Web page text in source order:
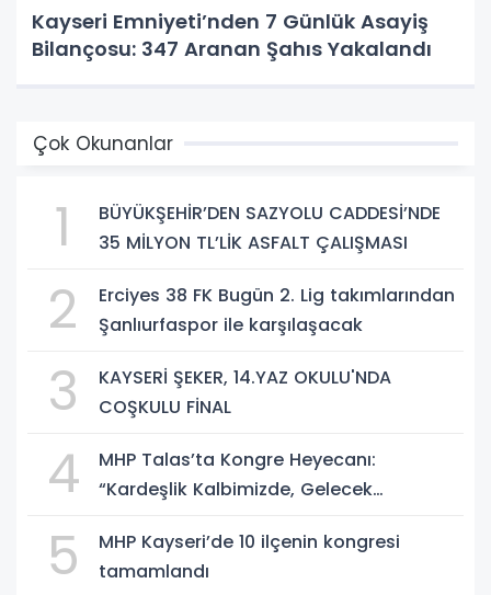
Kayseri Emniyeti’nden 7 Günlük Asayiş
Bilançosu: 347 Aranan Şahıs Yakalandı
Çok Okunanlar
1
BÜYÜKŞEHİR’DEN SAZYOLU CADDESİ’NDE
35 MİLYON TL’LİK ASFALT ÇALIŞMASI
2
Erciyes 38 FK Bugün 2. Lig takımlarından
Şanlıurfaspor ile karşılaşacak
3
KAYSERİ ŞEKER, 14.YAZ OKULU'NDA
COŞKULU FİNAL
4
MHP Talas’ta Kongre Heyecanı:
“Kardeşlik Kalbimizde, Gelecek
5
MHP Kayseri’de 10 ilçenin kongresi
tamamlandı